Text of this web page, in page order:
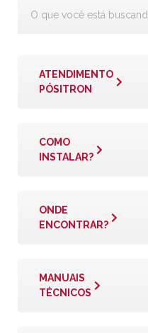
ATENDIMENTO
PÓSITRON
COMO
INSTALAR?
ONDE
ENCONTRAR?
MANUAIS
TÉCNICOS